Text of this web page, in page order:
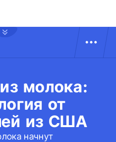
молока:
от
из США
начнут